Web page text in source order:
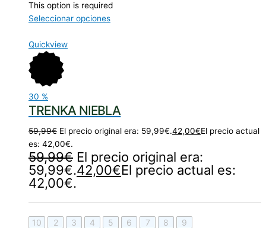
This option is required
Seleccionar opciones
Quickview
30 %
TRENKA NIEBLA
59,99€ El precio original era: 59,99€.42,00€El precio actual
es: 42,00€.
59,99€ El precio original era:
59,99€.42,00€El precio actual es:
42,00€.
10 2 3 4 5 6 7 8 9